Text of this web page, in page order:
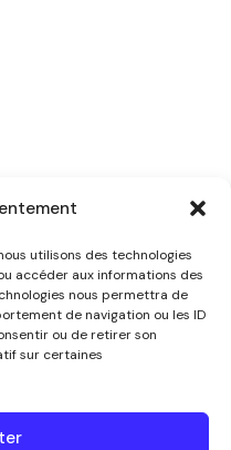
utilisons des technologies
accéder aux informations des
nous permettra de
de navigation ou les ID
ou de retirer son
sur certaines
international